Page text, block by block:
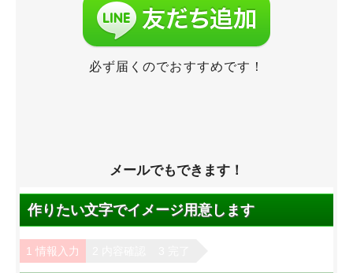
必ず届くのでおすすめです！
メールでもできます！